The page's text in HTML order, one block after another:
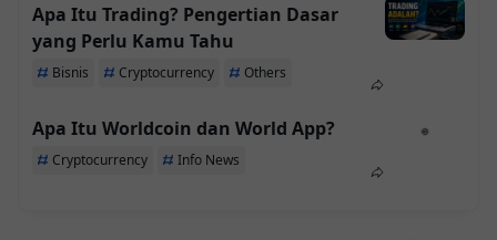
Apa Itu Trading? Pengertian Dasar
yang Perlu Kamu Tahu
Bisnis Cryptocurrency Others
Apa Itu Worldcoin dan World App?
Cryptocurrency Info News